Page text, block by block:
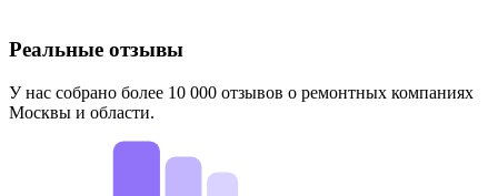
Реальные отзывы
У нас собрано более 10 000 отзывов о ремонтных компаниях
Москвы и области.